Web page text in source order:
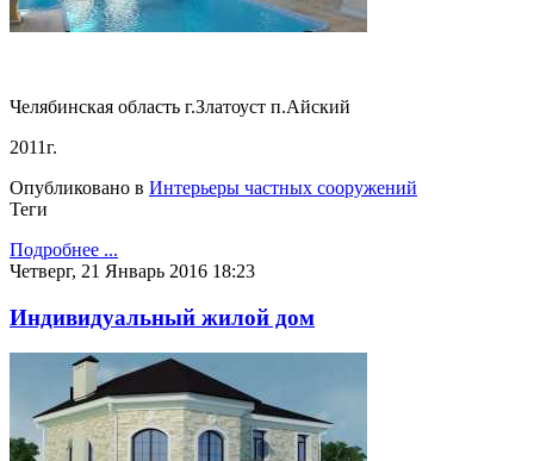
Челябинская область г.Златоуст п.Айский
2011г.
Опубликовано в Интерьеры частных сооружений
Теги
Подробнее ...
Четверг, 21 Январь 2016 18:23
Индивидуальный жилой дом